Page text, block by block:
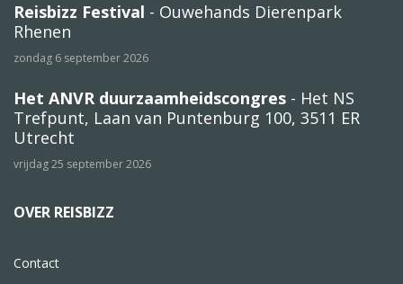
Reisbizz Festival - Ouwehands Dierenpark
Rhenen
zondag 6 september 2026
Het ANVR duurzaamheidscongres - Het NS
Trefpunt, Laan van Puntenburg 100, 3511 ER
Utrecht
vrijdag 25 september 2026
OVER REISBIZZ
Contact